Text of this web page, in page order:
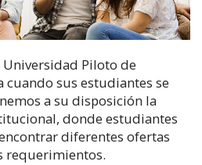
Piloto de
sus estudiantes se
a su disposición la
donde estudiantes
diferentes ofertas
requerimientos.